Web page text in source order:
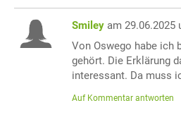
Smiley am 29.06.2025
Von Oswego habe ich
gehört. Die Erklärung
interessant. Da muss
Auf Kommentar antworten